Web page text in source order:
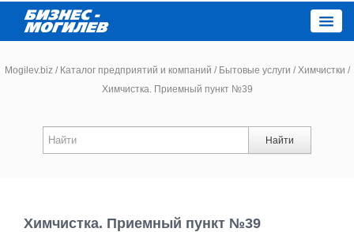
Новости
Mogilev.biz / Каталог предприятий и компаний / Бытовые услуги / Химчистки /
Химчистка. Приемный пункт №39
Найти
Химчистка. Приемный пункт №39